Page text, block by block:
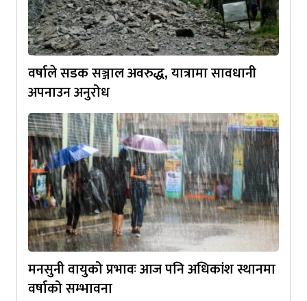
वर्षाले सडक सञ्जाल अवरुद्ध, यात्रामा सावधानी
अपनाउन अनुरोध
मनसुनी वायुको प्रभावः आज पनि अधिकांश स्थानमा
वर्षाको सम्भावना